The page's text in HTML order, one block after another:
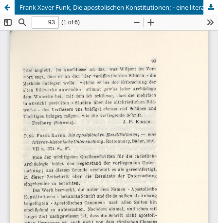
Frank Xaver Funk, Die apostolischen Konstitutionen; - eine literar-historische Untersuchung